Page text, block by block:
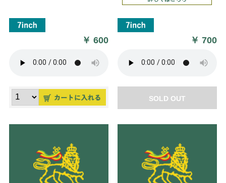
￥600 ￥700
SOLD OUT